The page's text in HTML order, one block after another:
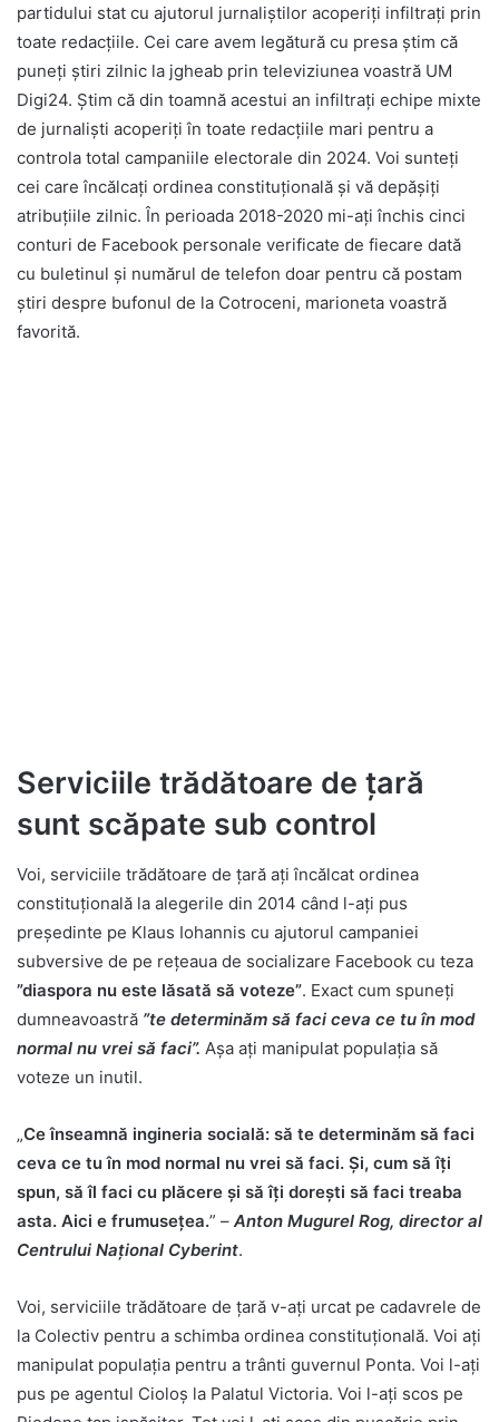
partidului stat cu ajutorul jurnaliștilor acoperiți infiltrați prin
toate redacțiile. Cei care avem legătură cu presa știm că
puneți știri zilnic la jgheab prin televiziunea voastră UM
Digi24. Știm că din toamnă acestui an infiltrați echipe mixte
de jurnaliști acoperiți în toate redacțiile mari pentru a
controla total campaniile electorale din 2024. Voi sunteți
cei care încălcați ordinea constituțională și vă depășiți
atribuțiile zilnic. În perioada 2018-2020 mi-ați închis cinci
conturi de Facebook personale verificate de fiecare dată
cu buletinul și numărul de telefon doar pentru că postam
știri despre bufonul de la Cotroceni, marioneta voastră
favorită.
Serviciile trădătoare de țară
sunt scăpate sub control
Voi, serviciile trădătoare de țară ați încălcat ordinea
constituțională la alegerile din 2014 când l-ați pus
președinte pe Klaus Iohannis cu ajutorul campaniei
subversive de pe rețeaua de socializare Facebook cu teza
”diaspora nu este lăsată să voteze”. Exact cum spuneți
dumneavoastră ”te determinăm să faci ceva ce tu în mod
normal nu vrei să faci”. Așa ați manipulat populația să
voteze un inutil.
„Ce înseamnă ingineria socială: să te determinăm să faci
ceva ce tu în mod normal nu vrei să faci. Și, cum să îți
spun, să îl faci cu plăcere și să îți dorești să faci treaba
asta. Aici e frumusețea.” – Anton Mugurel Rog, director al
Centrului Naţional Cyberint.
Voi, serviciile trădătoare de țară v-ați urcat pe cadavrele de
la Colectiv pentru a schimba ordinea constituțională. Voi ați
manipulat populația pentru a trânti guvernul Ponta. Voi l-ați
pus pe agentul Cioloș la Palatul Victoria. Voi l-ați scos pe